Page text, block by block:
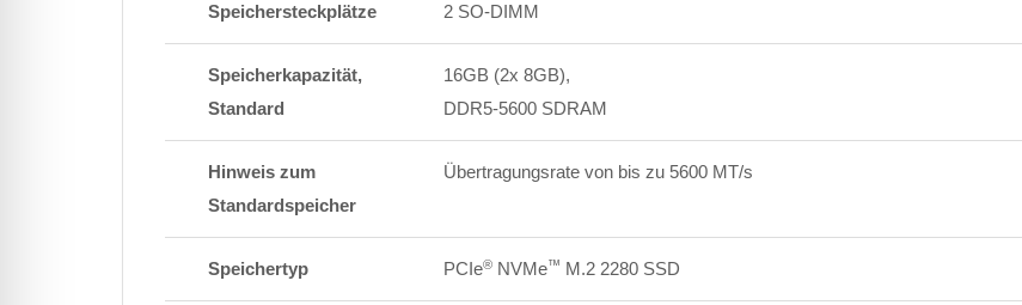
Speichersteckplätze 2 SO-DIMM
Speicherkapazität,
Standard
16GB (2x 8GB),
DDR5-5600 SDRAM
Hinweis zum
Standardspeicher
Übertragungsrate von bis zu 5600 MT/s
Speichertyp PCIe® NVMe™ M.2 2280 SSD